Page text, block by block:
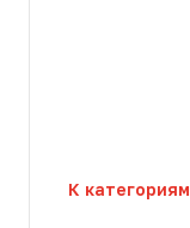
К категориям